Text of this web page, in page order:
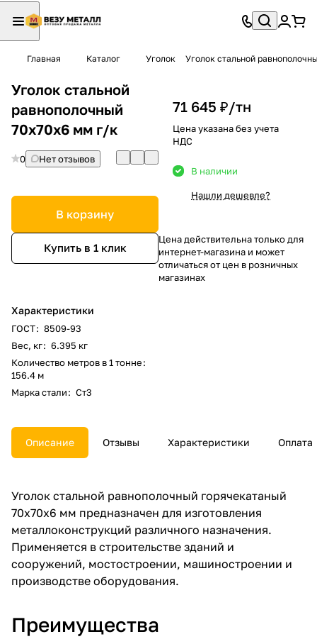
Главная Каталог Уголок Уголок стальной
Уголок стальной
равнополочный
70х70х6 мм г/к
0 Нет отзывов
В корзину
Купить в 1 клик
Характеристики
ГОСТ: 8509-93
Вес, кг: 6.395 кг
Количество метров в 1 тонне:
156.4 м
Марка стали: Ст3
71 645 ₽/тн
Цена указана без учета
НДС
В наличии
Нашли дешевле?
Цена действительна только для
интернет-магазина и может
отличаться от цен в розничных
магазинах
Описание Отзывы Характеристики Оплата
Уголок стальной равнополочный горячекатаный
70x70x6 мм предназначен для изготовления
металлоконструкций различного назначения.
Применяется в строительстве зданий и
сооружений, мостостроении, машиностроении и
производстве оборудования.
Преимущества